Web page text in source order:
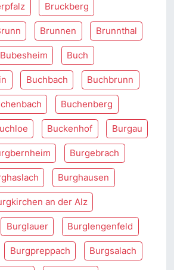
Bruckberg
Brunnen Brunnthal
Bubesheim Buch
Buchbach Buchbrunn
Buchenberg
Buckenhof Burgau
Burgebrach
Burghausen
an der Alz
Burglauer Burglengenfeld
Burgpreppach Burgsalach